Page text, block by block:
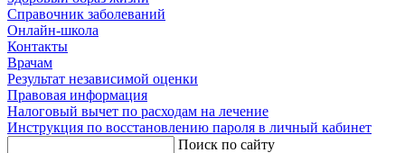
Справочник заболеваний
Онлайн-школа
Контакты
Врачам
Результат независимой оценки
Правовая информация
Налоговый вычет по расходам на лечение
Инструкция по восстановлению пароля в личный кабинет
Поиск по сайту